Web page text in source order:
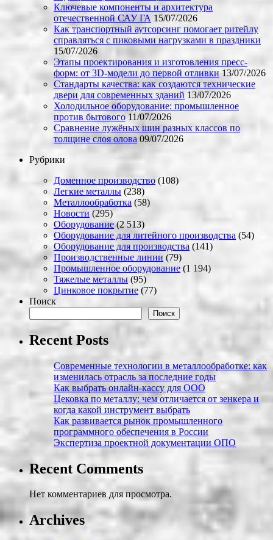
Ключевые компоненты и архитектура
отечественной САУ ГА 15/07/2026
Как транспортный аутсорсинг помогает ритейлу
справляться с пиковыми нагрузками в праздники
15/07/2026
Этапы проектирования и изготовления пресс-
форм: от 3D-модели до первой отливки 13/07/2026
Стандарты качества: как создаются технические
двери для современных зданий 13/07/2026
Холодильное оборудование: промышленное
против бытового 11/07/2026
Сравнение лужёных шин разных классов по
толщине слоя олова 09/07/2026
Рубрики
Доменное производство (108)
Легкие металлы (238)
Металлообработка (58)
Новости (295)
Оборудование(2 513)
Оборудование для литейного производства (54)
Оборудование для производства (141)
Производственные линии (79)
Промышленное оборудование (1 194)
Тяжелые металлы (95)
Цинковое покрытие (77)
Поиск
Поиск
Recent Posts
Современные технологии в металлообработке: как
изменилась отрасль за последние годы
Как выбрать онлайн-кассу для ООО
Цековка по металлу: чем отличается от зенкера и
когда какой инструмент выбрать
Как развивается рынок промышленного
программного обеспечения в России
Экспертиза проектной документации ОПО
Recent Comments
Нет комментариев для просмотра.
Archives